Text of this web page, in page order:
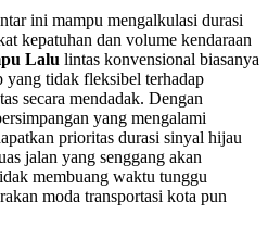
ini mampu mengalkulasi durasi
kepatuhan dan volume kendaraan
Lalu lintas konvensional biasanya
yang tidak fleksibel terhadap
secara mendadak. Dengan
yang mengalami
prioritas durasi sinyal hijau
jalan yang senggang akan
membuang waktu tunggu
moda transportasi kota pun